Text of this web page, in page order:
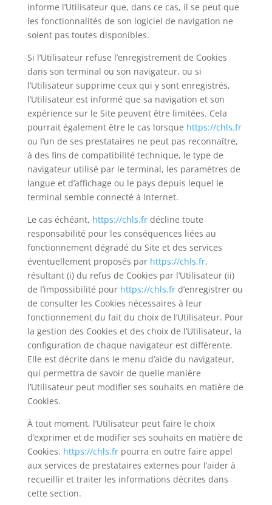
informe l’Utilisateur que, dans ce cas, il se peut que
les fonctionnalités de son logiciel de navigation ne
soient pas toutes disponibles.
Si l’Utilisateur refuse l’enregistrement de Cookies
dans son terminal ou son navigateur, ou si
l’Utilisateur supprime ceux qui y sont enregistrés,
l’Utilisateur est informé que sa navigation et son
expérience sur le Site peuvent être limitées. Cela
pourrait également être le cas lorsque https://chls.fr
ou l’un de ses prestataires ne peut pas reconnaître,
à des fins de compatibilité technique, le type de
navigateur utilisé par le terminal, les paramètres de
langue et d’affichage ou le pays depuis lequel le
terminal semble connecté à Internet.
Le cas échéant, https://chls.frdécline toute
responsabilité pour les conséquences liées au
fonctionnement dégradé du Site et des services
éventuellement proposés par https://chls.fr,
résultant (i) du refus de Cookies par l’Utilisateur (ii)
de l’impossibilité pour https://chls.frd’enregistrer ou
de consulter les Cookies nécessaires à leur
fonctionnement du fait du choix de l’Utilisateur. Pour
la gestion des Cookies et des choix de l’Utilisateur, la
configuration de chaque navigateur est différente.
Elle est décrite dans le menu d’aide du navigateur,
qui permettra de savoir de quelle manière
l’Utilisateur peut modifier ses souhaits en matière de
Cookies.
À tout moment, l’Utilisateur peut faire le choix
d’exprimer et de modifier ses souhaits en matière de
Cookies. https://chls.frpourra en outre faire appel
aux services de prestataires externes pour l’aider à
recueillir et traiter les informations décrites dans
cette section.